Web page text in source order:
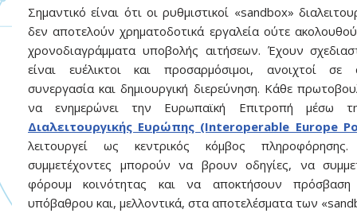
Σημαντικό είναι ότι οι ρυθμιστικοί «sandbox»
δεν αποτελούν χρηματοδοτικά εργαλεία ούτε
χρονοδιαγράμματα υποβολής αιτήσεων. Έχουν
είναι ευέλικτοι και προσαρμόσιμοι, ανοιχτοί σε
συνεργασία και δημιουργική διερεύνηση. Κάθε
να ενημερώνει την Ευρωπαϊκή Επιτροπή μέσω
Διαλειτουργικής Ευρώπης (Interoperable Europe
λειτουργεί ως κεντρικός κόμβος
συμμετέχοντες μπορούν να βρουν οδηγίες, να
φόρουμ κοινότητας και να αποκτήσουν
υπόβαθρου και, μελλοντικά, στα αποτελέσματα των